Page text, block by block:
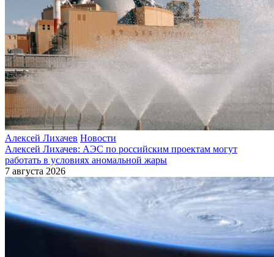
Алексей Лихачев Новости
Алексей Лихачев: АЭС по российским проектам могут
работать в условиях аномальной жары
7 августа 2026